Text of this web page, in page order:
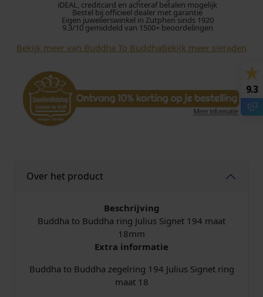
o
B
d
a
R
4
l
S
iDEAL, creditcard en achteraf betalen mogelijk
Bestel bij officieel dealer met garantie
Eigen juwelierswinkel in Zutphen sinds 1920
9.3/10 gemiddeld van 1500+ beoordelingen
Bekijk meer van Buddha To BuddhaBekijk meer sieraden
Over het product
Beschrijving
Buddha to Buddha ring Julius Signet 194 maat
18mm
Extra informatie
Buddha to Buddha zegelring 194 Julius Signet ring
maat 18
9.3